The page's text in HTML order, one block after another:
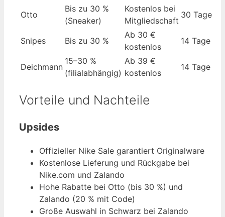
Otto
Bis zu 30 %
(Sneaker)
Kostenlos bei
Mitgliedschaft
30 Tage
Snipes Bis zu 30 %
Ab 30 €
kostenlos
14 Tage
Deichmann
15–30 %
(filialabhängig)
Ab 39 €
kostenlos
14 Tage
Vorteile und Nachteile
Upsides
Offizieller Nike Sale garantiert Originalware
Kostenlose Lieferung und Rückgabe bei
Nike.com und Zalando
Hohe Rabatte bei Otto (bis 30 %) und
Zalando (20 % mit Code)
Große Auswahl in Schwarz bei Zalando